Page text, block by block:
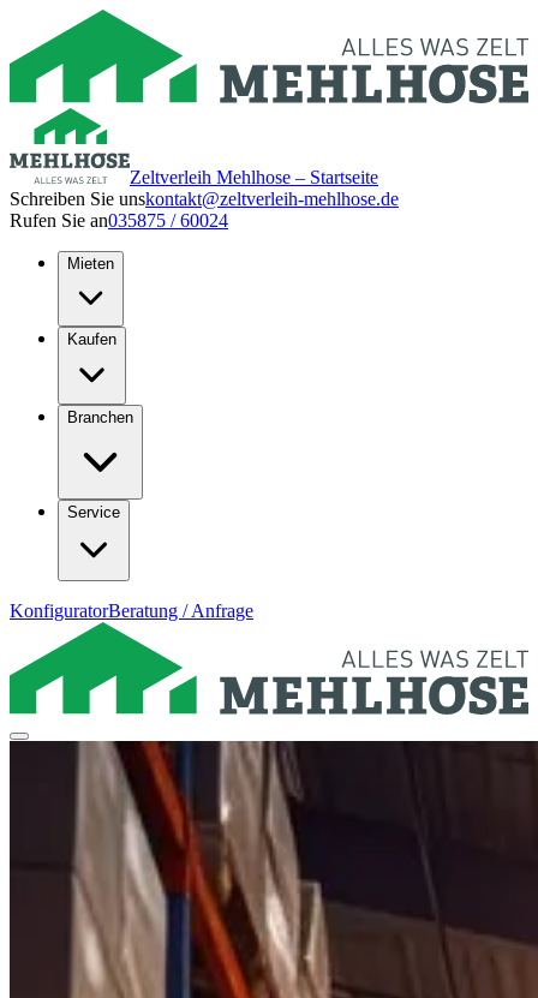
Zeltverleih Mehlhose – Startseite
Schreiben Sie unskontakt@zeltverleih-mehlhose.de
Rufen Sie an035875 / 60024
Mieten
Kaufen
Branchen
Service
KonfiguratorBeratung / Anfrage